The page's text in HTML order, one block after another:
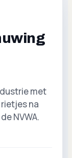
met
na
NVWA.